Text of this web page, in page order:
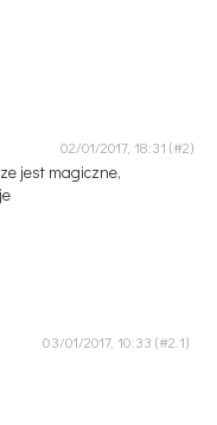
02/01/2017, 18:31
jest magiczne,
03/01/2017, 10:33